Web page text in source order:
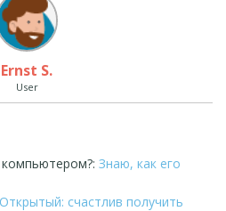
Ernst S.
User
Знаю, как его
Открытый: счастлив получить